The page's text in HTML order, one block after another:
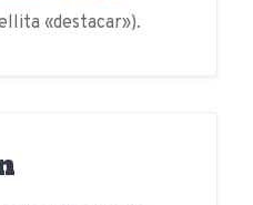
«destacar»).